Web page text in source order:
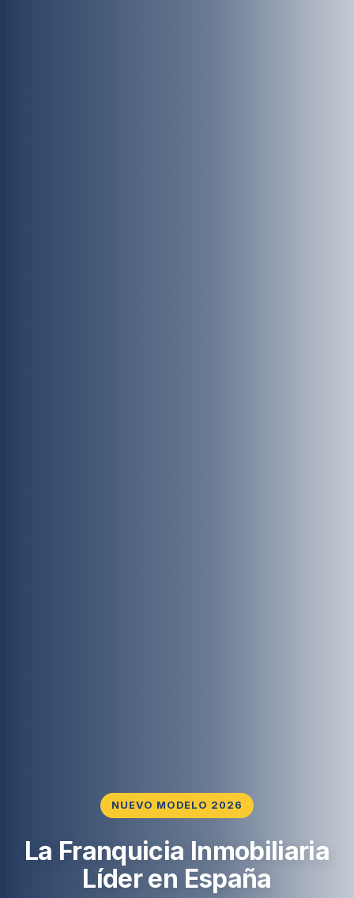
NUEVO MODELO 2026
La Franquicia Inmobiliaria
Líder en España